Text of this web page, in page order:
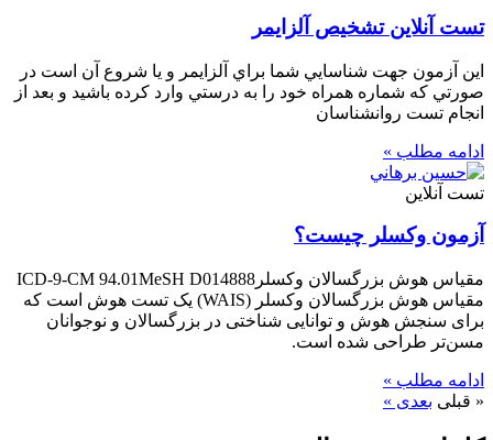
تست آنلاين تشخيص آلزايمر
اين آزمون جهت شناسايي شما براي آلزايمر و يا شروع آن است در
صورتي كه شماره همراه خود را به درستي وارد كرده باشيد و بعد از
انجام تست روانشناسان
ادامه مطلب »
تست آنلاین
آزمون وكسلر چيست؟
مقیاس هوش بزرگسالان وکسلرICD-9-CM 94.01MeSH D014888
مقیاس هوش بزرگسالان وکسلر (WAIS) یک تست هوش است که
برای سنجش هوش و توانایی شناختی در بزرگسالان و نوجوانان
مسن‌تر طراحی شده است.
ادامه مطلب »
« قبلی بعدی »